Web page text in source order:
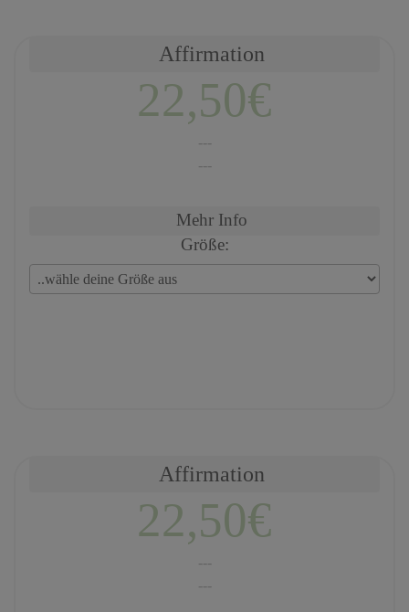
Affirmation
22,50€
---
---
Mehr Info
Größe:
Affirmation
22,50€
---
---